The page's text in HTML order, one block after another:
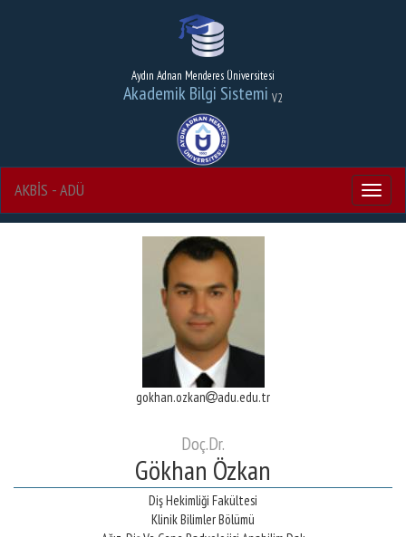
Aydın Adnan Menderes Üniversitesi
Akademik Bilgi Sistemi V2
Menu
AKBİS - ADÜ
gokhan.ozkan adu.edu.tr
Doç.Dr.
Gökhan Özkan
Diş Hekimliği Fakültesi
Klinik Bilimler Bölümü